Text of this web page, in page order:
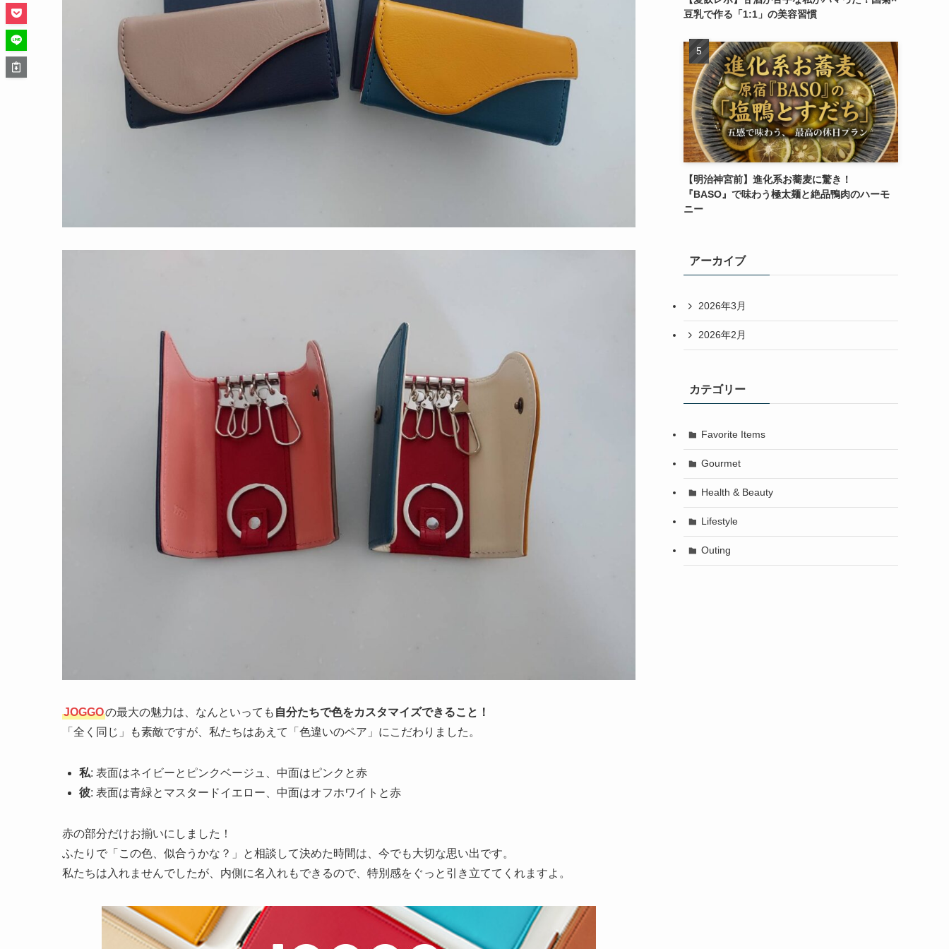
JOGGOの最大の魅力は、なんといっても 自分たちで色をカスタマイズできること！
「全く同じ」も素敵ですが、私たちはあえて「色違いのペア」にこだわりました。
私: 表面はネイビーとピンクベージュ、中面はピンクと赤
彼: 表面は青緑とマスタードイエロー、中面はオフホワイトと赤
赤の部分だけお揃いにしました！
ふたりで「この色、似合うかな？」と相談して決めた時間は、今でも大切な思い出です。
私たちは入れませんでしたが、内側に名入れもできるので、特別感をぐっと引き立ててくれますよ。
豆乳で作る「1:1」の美容習慣
【明治神宮前】進化系お蕎麦に驚き！
『BASO』で味わう極太麺と絶品鴨肉のハーモ
ニー
アーカイブ
2026年3月
2026年2月
カテゴリー
Favorite Items
Gourmet
Health & Beauty
Lifestyle
Outing